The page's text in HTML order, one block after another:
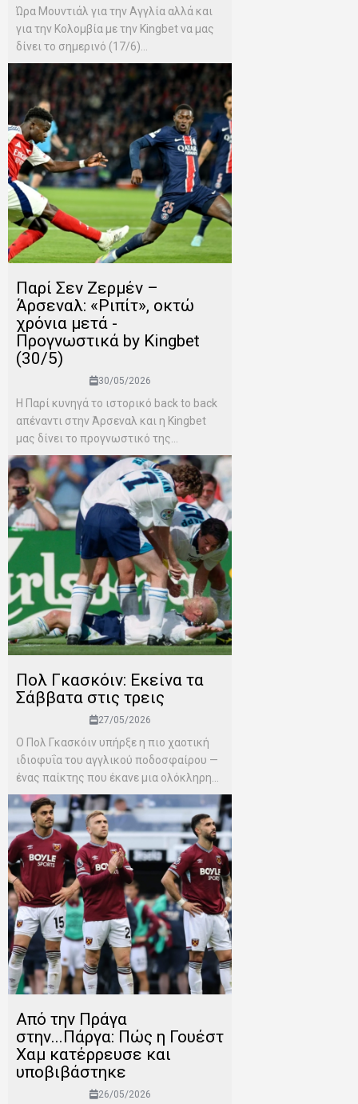
Ώρα Μουντιάλ για την Αγγλία αλλά και
για την Κολομβία με την Kingbet να μας
δίνει το σημερινό (17/6)...
Παρί Σεν Ζερμέν –
Άρσεναλ: «Ριπίτ», οκτώ
χρόνια μετά -
Προγνωστικά by Kingbet
(30/5)
30/05/2026
Η Παρί κυνηγά το ιστορικό back to back
απέναντι στην Άρσεναλ και η Kingbet
μας δίνει το προγνωστικό της...
Πολ Γκασκόιν: Εκείνα τα
Σάββατα στις τρεις
27/05/2026
Ο Πολ Γκασκόιν υπήρξε η πιο χαοτική
ιδιοφυΐα του αγγλικού ποδοσφαίρου —
ένας παίκτης που έκανε μια ολόκληρη...
Από την Πράγα
στην...Πάργα: Πώς η Γουέστ
Χαμ κατέρρευσε και
υποβιβάστηκε
26/05/2026